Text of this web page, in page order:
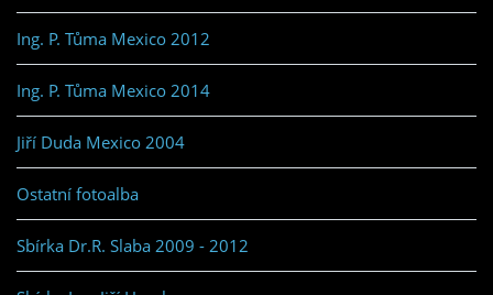
Ing. P. Tůma Mexico 2012
Ing. P. Tůma Mexico 2014
Jiří Duda Mexico 2004
Ostatní fotoalba
Sbírka Dr.R. Slaba 2009 - 2012